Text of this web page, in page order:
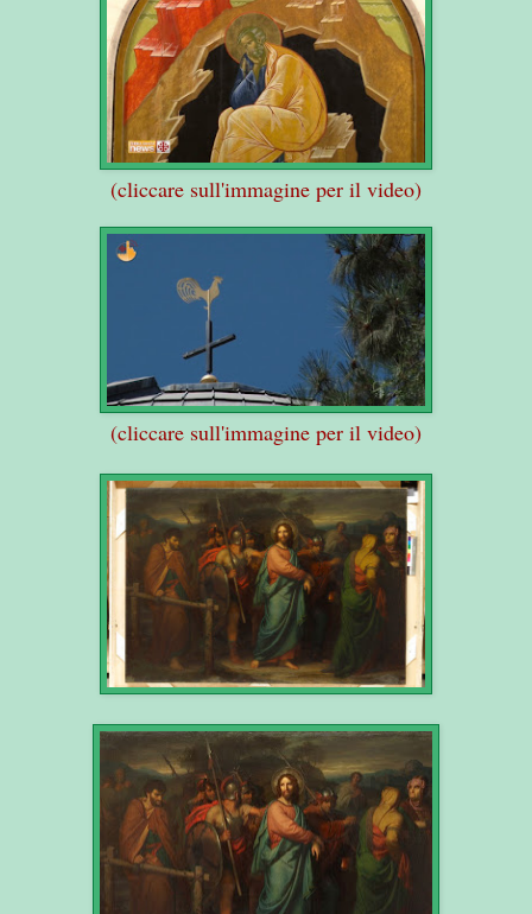
(cliccare sull'immagine per il video)
(cliccare sull'immagine per il video)